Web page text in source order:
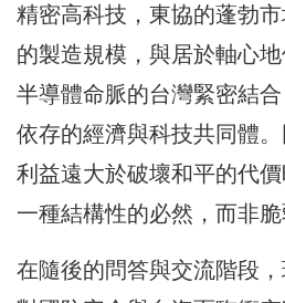
精密高科技，東協的蓬勃
的製造規模，與居於軸心
半導體命脈的台灣緊密結
依存的經濟與科技共同體
利益遠大於破壞和平的代
一種結構性的必然，而非脆
在隨後的問答與交流階段